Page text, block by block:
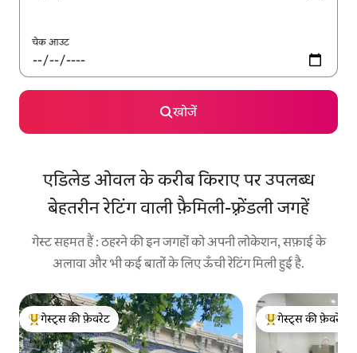
चेक आउट
खोजें
एडिलेड ओवल के करीब किराए पर उपलब्ध
बेहतरीन रेटिंग वाली फ़ैमिली-फ़्रेंडली जगहें
गेस्ट सहमत हैं : ठहरने की इन जगहों को अपनी लोकेशन, सफ़ाई के
अलावा और भी कई बातों के लिए ऊँची रेटिंग मिली हुई है.
गेस्ट्स का टॉप फ़ेवरेट
गेस्ट्स की फ़ेवरेट
गेस्ट्स का टॉप फ़ेवरेट
गेस्ट्स की फ़ेवरेट